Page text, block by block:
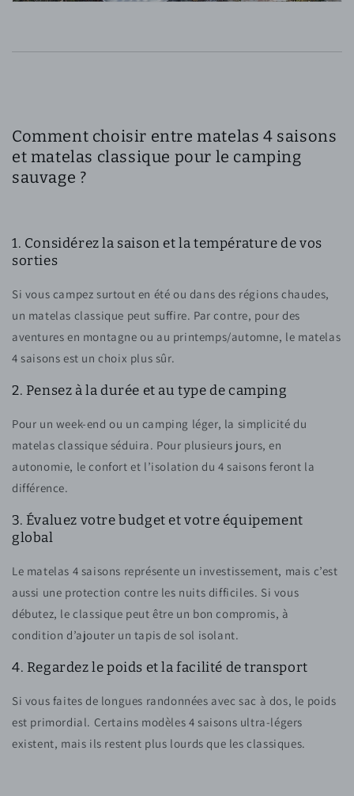
Comment choisir entre matelas 4 saisons
et matelas classique pour le camping
sauvage ?
1. Considérez la saison et la température de vos
sorties
Si vous campez surtout en été ou dans des régions chaudes,
un matelas classique peut suffire. Par contre, pour des
aventures en montagne ou au printemps/automne, le matelas
4 saisons est un choix plus sûr.
2. Pensez à la durée et au type de camping
Pour un week-end ou un camping léger, la simplicité du
matelas classique séduira. Pour plusieurs jours, en
autonomie, le confort et l’isolation du 4 saisons feront la
différence.
3. Évaluez votre budget et votre équipement
global
Le matelas 4 saisons représente un investissement, mais c’est
aussi une protection contre les nuits difficiles. Si vous
débutez, le classique peut être un bon compromis, à
condition d’ajouter un tapis de sol isolant.
4. Regardez le poids et la facilité de transport
Si vous faites de longues randonnées avec sac à dos, le poids
est primordial. Certains modèles 4 saisons ultra-légers
existent, mais ils restent plus lourds que les classiques.